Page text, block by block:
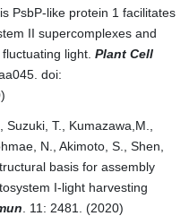
PsbP-like protein 1 facilitates
II supercomplexes and
light. Plant Cell
doi:
T., Kumazawa,M.,
N., Akimoto, S., Shen,
basis for assembly
I-light harvesting
. 11: 2481. (2020)